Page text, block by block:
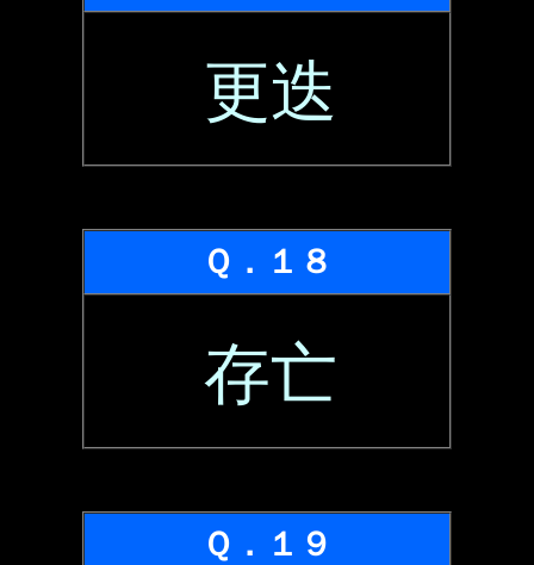
更迭
Ｑ．１８
存亡
Ｑ．１９